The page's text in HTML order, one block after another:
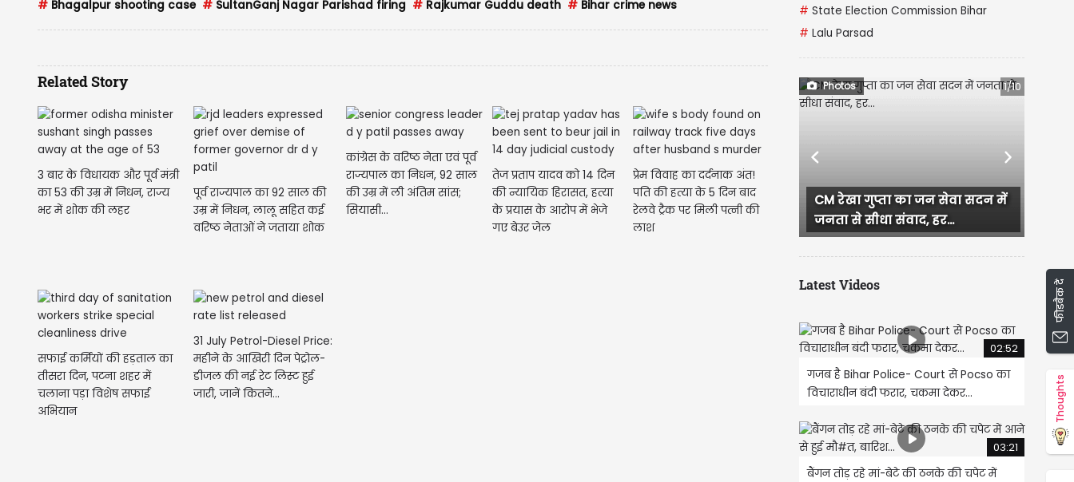
# Bhagalpur shooting case # SultanGanj Nagar Parishad firing # Rajkumar Guddu death # Bihar crime news
Related Story
3 बार के विधायक और पूर्व मंत्री
का 53 की उम्र में निधन, राज्य
भर में शोक की लहर
पूर्व राज्यपाल का 92 साल की
उम्र में निधन, लालू सहित कई
वरिष्ठ नेताओं ने जताया शोक
कांग्रेस के वरिष्ठ नेता एवं पूर्व
राज्यपाल का निधन, 92 साल
की उम्र में ली अंतिम सांस;
सियासी...
तेज प्रताप यादव को 14 दिन
की न्यायिक हिरासत, हत्या
के प्रयास के आरोप में भेजे
गए बेउर जेल
प्रेम विवाह का दर्दनाक अंत!
पति की हत्या के 5 दिन बाद
रेलवे ट्रैक पर मिली पत्नी की
लाश
सफाई कर्मियों की हड़ताल का
तीसरा दिन, पटना शहर में
चलाना पड़ा विशेष सफाई
अभियान
31 July Petrol-Diesel Price:
महीने के आखिरी दिन पेट्रोल-
डीजल की नई रेट लिस्ट हुई
जारी, जानें कितने...
# State Election Commission Bihar
# Lalu Parsad
Photos 1/10
CM रेखा गुप्ता का जन सेवा सदन में
जनता से सीधा संवाद, हर...
दिल्ली लक्ष्मी योजना
धमाकेदार शुरुआत, एक
Previous Next
Latest Videos
02:52
गजब है Bihar Police- Court से Pocso का
विचाराधीन बंदी फरार, चकमा देकर...
03:21
बैंगन तोड़ रहे मां-बेटे की ठनके की चपेट में
फीडबैक दें
Thoughts